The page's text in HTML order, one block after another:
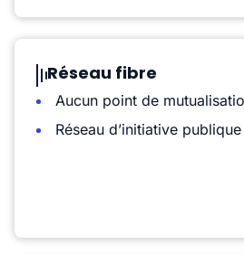
Réseau fibre
Aucun point de
Réseau d’initiative publique